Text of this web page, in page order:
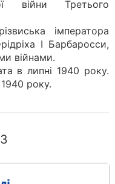
війни Третього
імператора
I Барбаросси,
війнами.
в липні 1940 року.
року.